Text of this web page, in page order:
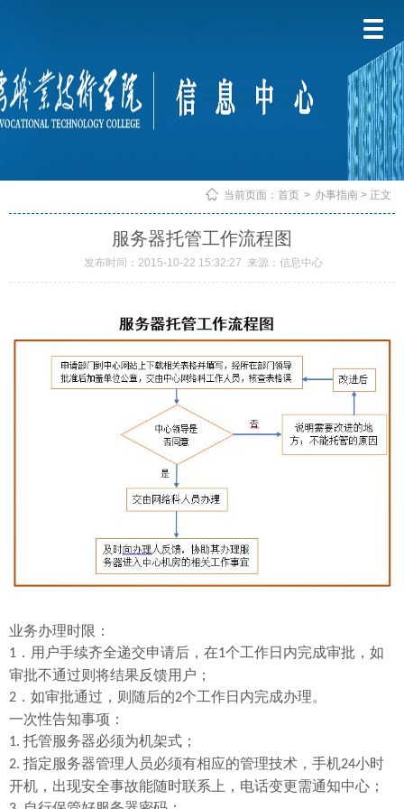
当前页面： 首页 > 办事指南 > 正文
服务器托管工作流程图
发布时间：2015-10-22 15:32:27 来源：信息中心
业务办理时限：
1 ．用户手续齐全递交申请后，在1个工作日内完成审批，如
审批不通过则将结果反馈用户；
2 ．如审批通过，则随后的2个工作日内完成办理。
一次性告知事项：
1. 托管服务器必须为机架式；
2. 指定服务器管理人员必须有相应的管理技术，手机24小时
开机，出现安全事故能随时联系上，电话变更需通知中心；